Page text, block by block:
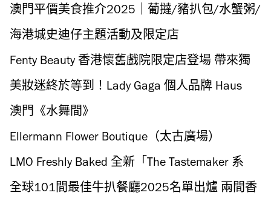
App/Naver/Papago/Kakao Talk
澳門平價美食推介2025｜葡撻/豬扒包/水蟹粥/
手打咖啡/蝦子麵
海港城史迪仔主題活動及限定店
Fenty Beauty 香港懷舊戲院限定店登場 帶來獨
家限定港式雞蛋仔美妝蛋、懷舊磅重機、舊式
士多打卡位
美妝迷終於等到！Lady Gaga 個人品牌 Haus
Labs 進駐香港 Sephora 五大人氣產品必入手
澳門《水舞間》
Ellermann Flower Boutique（太古廣場）
LMO Freshly Baked 全新「The Tastemaker 系
列」
全球101間最佳牛扒餐廳2025名單出爐 兩間香